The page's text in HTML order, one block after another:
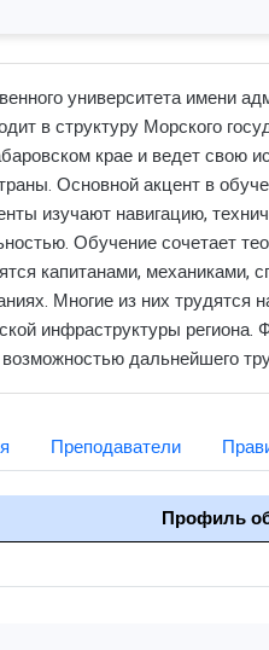
университета имени
в структуру Морского
крае и ведет свою
Основной акцент в
изучают навигацию,
Обучение сочетает
капитанами, механиками,
Многие из них
инфраструктуры
дальнейшего
Преподаватели
Профиль